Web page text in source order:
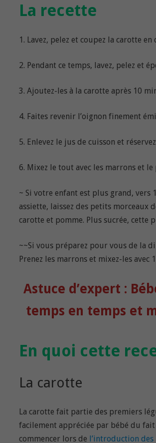
La recette
1. Lavez, pelez et coupez la carotte
2. Pendant ce temps, lavez, pelez et
3. Ajoutez-les à la carotte après 10
4. Faites revenir l’oignon finement
5. Enlevez le jus de cuisson et
6. Mixez le tout avec les marrons et
~ Si votre enfant est plus grand, vers
assiette, laissez des petits morceaux
carotte et pomme. Plus sucrée, cette
~~Si vous préparez pour vous de la
Prenez les marrons et mixez-les
Astuce d’expert :
temps en temps et
En quoi cette
La carotte
La carotte fait partie des premiers
facilement appréciée par bébé du fait
commencer lors de l’introduction